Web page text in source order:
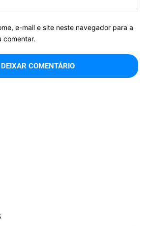
e-mail e site neste navegador para a
comentar.